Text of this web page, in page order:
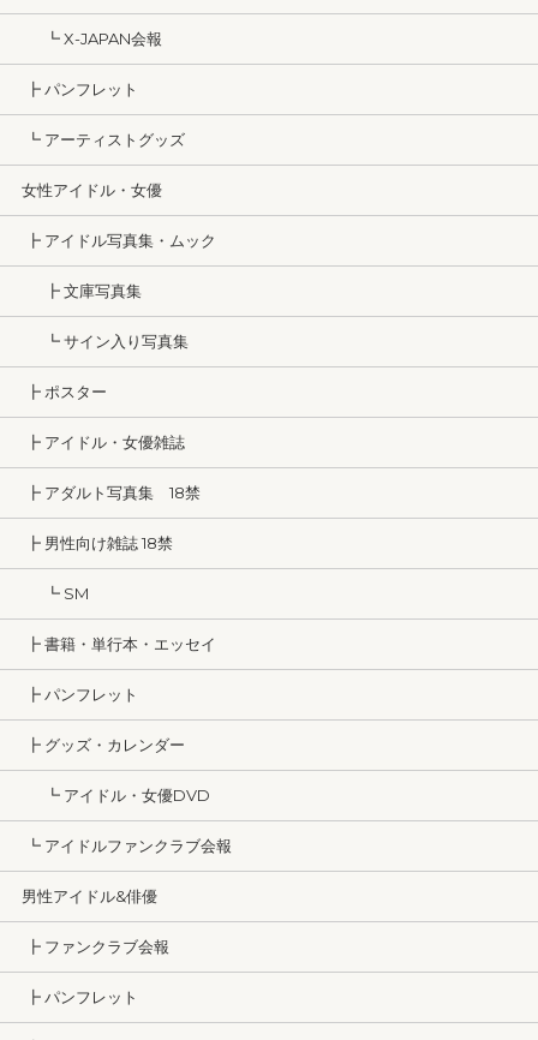
┗ X-JAPAN会報
┣ パンフレット
┗ アーティストグッズ
女性アイドル・女優
┣ アイドル写真集・ムック
┣ 文庫写真集
┗ サイン入り写真集
┣ ポスター
┣ アイドル・女優雑誌
┣ アダルト写真集 18禁
┣ 男性向け雑誌 18禁
┗ SM
┣ 書籍・単行本・エッセイ
┣ パンフレット
┣ グッズ・カレンダー
┗ アイドル・女優DVD
┗ アイドルファンクラブ会報
男性アイドル&俳優
┣ ファンクラブ会報
┣ パンフレット